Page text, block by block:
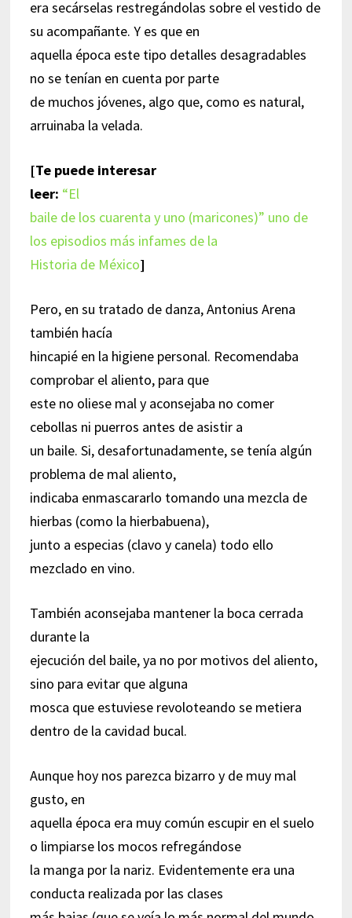
era secárselas restregándolas sobre el vestido de
su acompañante. Y es que en
aquella época este tipo detalles desagradables
no se tenían en cuenta por parte
de muchos jóvenes, algo que, como es natural,
arruinaba la velada.
[Te puede interesar
leer: “El
baile de los cuarenta y uno (maricones)” uno de
los episodios más infames de la
Historia de México]
Pero, en su tratado de danza, Antonius Arena
también hacía
hincapié en la higiene personal. Recomendaba
comprobar el aliento, para que
este no oliese mal y aconsejaba no comer
cebollas ni puerros antes de asistir a
un baile. Si, desafortunadamente, se tenía algún
problema de mal aliento,
indicaba enmascararlo tomando una mezcla de
hierbas (como la hierbabuena),
junto a especias (clavo y canela) todo ello
mezclado en vino.
También aconsejaba mantener la boca cerrada
durante la
ejecución del baile, ya no por motivos del aliento,
sino para evitar que alguna
mosca que estuviese revoloteando se metiera
dentro de la cavidad bucal.
Aunque hoy nos parezca bizarro y de muy mal
gusto, en
aquella época era muy común escupir en el suelo
o limpiarse los mocos refregándose
la manga por la nariz. Evidentemente era una
conducta realizada por las clases